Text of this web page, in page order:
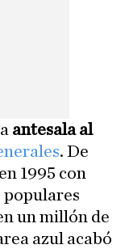
antesala al
. De
1995 con
populares
un millón de
azul acabó